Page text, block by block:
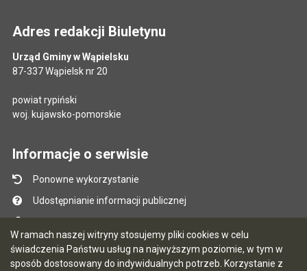
W ramach naszej witryny stosujemy pliki cookies w celu
świadczenia Państwu usług na najwyższym poziomie, w tym w
sposób dostosowany do indywidualnych potrzeb. Korzystanie z
Adres redakcji Biuletynu
Urząd Gminy w Wąpielsku
87-337 Wąpielsk nr 20
powiat rypiński
woj. kujawsko-pomorskie
Informacje o serwisie
Ponowne wykorzystanie
Udostępnianie informacji publicznej
Mapa serwisu
Instrukcja obsługi
Statystyki oglądalności